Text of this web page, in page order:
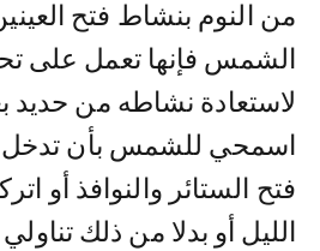
من النوم بنشاط فتح
الشمس فإنها تعمل على
لاستعادة نشاطه من حديد
اسمحي للشمس بأن تدخل
فتح الستائر والنوافذ أو
الليل أو بدلا من ذلك